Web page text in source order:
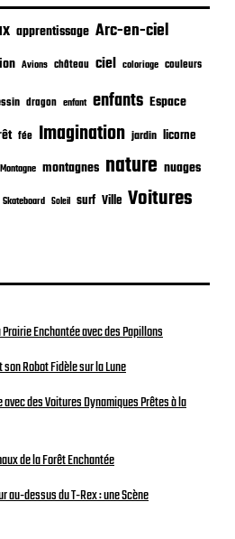
apprentissage Arc-en-ciel
Avions château ciel coloriage couleurs
dragon enfant enfants Espace
fée Imagination jardin licorne
Montagne montagnes nature nuages
Skateboard Soleil surf Ville Voitures
Enchantée avec des Papillons
Robot Fidèle sur la Lune
des Voitures Dynamiques Prêtes à la
de la Forêt Enchantée
au-dessus du T-Rex : une Scène